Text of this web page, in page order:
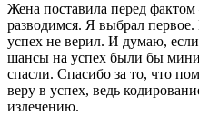
Жена поставила перед
разводимся. Я выбрал первое.
успех не верил. И думаю,
шансы на успех были бы
спасли. Спасибо за то, что
веру в успех, ведь
излечению.